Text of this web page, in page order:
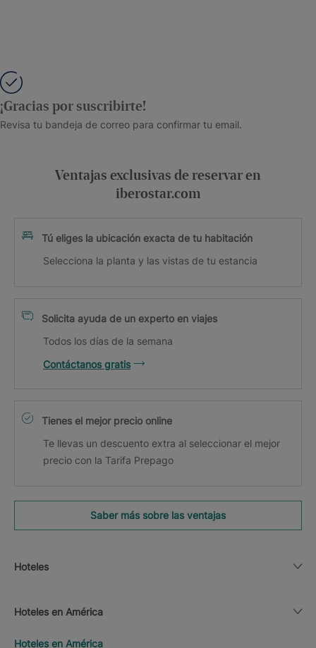
¡Gracias por suscribirte!
Revisa tu bandeja de correo para confirmar tu email.
Ventajas exclusivas de reservar en
iberostar.com
Tú eliges la ubicación exacta de tu habitación
Selecciona la planta y las vistas de tu estancia
Solicita ayuda de un experto en viajes
Todos los días de la semana
Contáctanos gratis
Tienes el mejor precio online
Te llevas un descuento extra al seleccionar el mejor
precio con la Tarifa Prepago
Saber más sobre las ventajas
Hoteles
Hoteles en América
Hoteles en América